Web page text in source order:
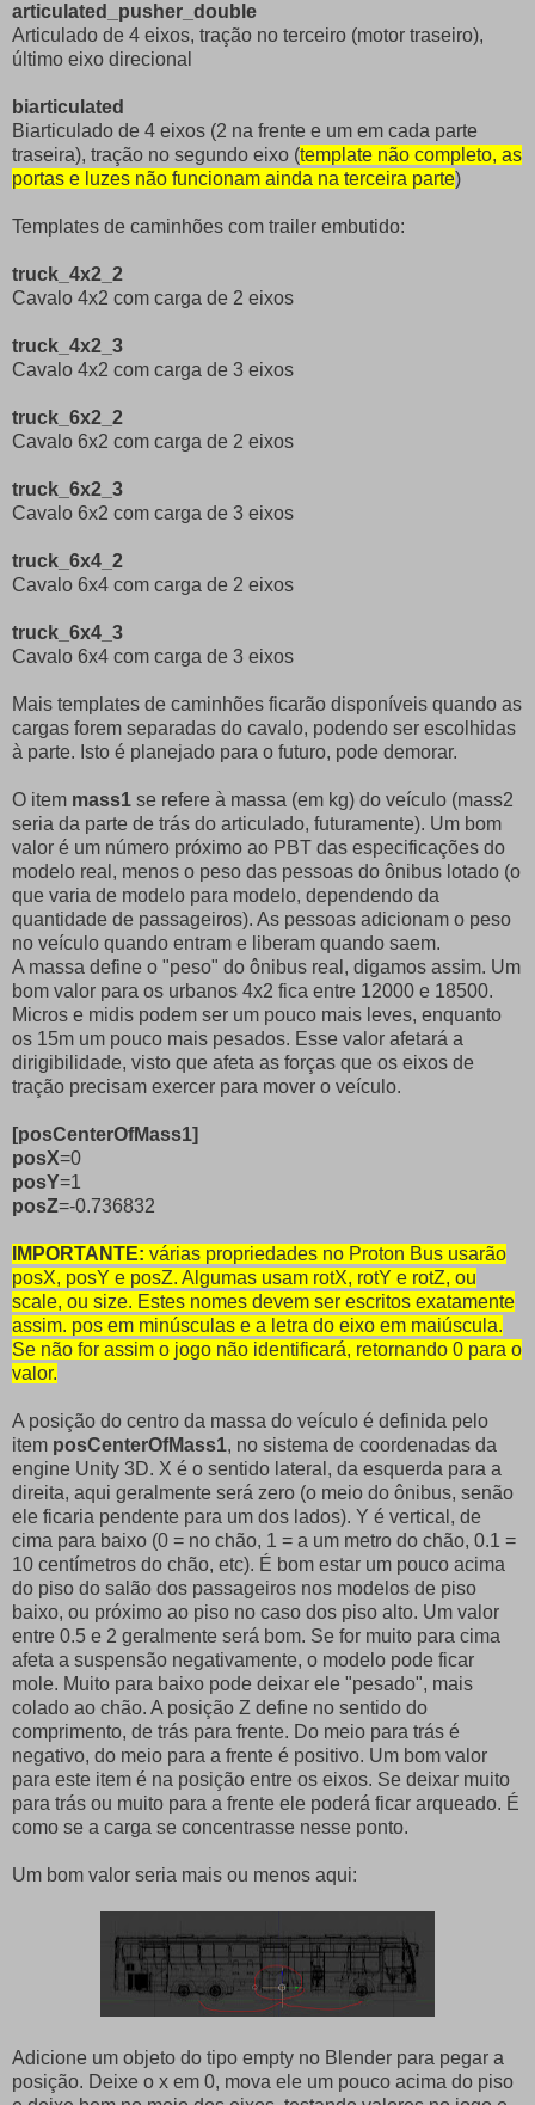
articulated_pusher_double
Articulado de 4 eixos, tração no terceiro (motor traseiro),
último eixo direcional
biarticulated
Biarticulado de 4 eixos (2 na frente e um em cada parte
traseira), tração no segundo eixo (template não completo, as
portas e luzes não funcionam ainda na terceira parte)
Templates de caminhões com trailer embutido:
truck_4x2_2
Cavalo 4x2 com carga de 2 eixos
truck_4x2_3
Cavalo 4x2 com carga de 3 eixos
truck_6x2_2
Cavalo 6x2 com carga de 2 eixos
truck_6x2_3
Cavalo 6x2 com carga de 3 eixos
truck_6x4_2
Cavalo 6x4 com carga de 2 eixos
truck_6x4_3
Cavalo 6x4 com carga de 3 eixos
Mais templates de caminhões ficarão disponíveis quando as
cargas forem separadas do cavalo, podendo ser escolhidas
à parte. Isto é planejado para o futuro, pode demorar.
O item mass1 se refere à massa (em kg) do veículo (mass2
seria da parte de trás do articulado, futuramente). Um bom
valor é um número próximo ao PBT das especificações do
modelo real, menos o peso das pessoas do ônibus lotado (o
que varia de modelo para modelo, dependendo da
quantidade de passageiros). As pessoas adicionam o peso
no veículo quando entram e liberam quando saem.
A massa define o "peso" do ônibus real, digamos assim. Um
bom valor para os urbanos 4x2 fica entre 12000 e 18500.
Micros e midis podem ser um pouco mais leves, enquanto
os 15m um pouco mais pesados. Esse valor afetará a
dirigibilidade, visto que afeta as forças que os eixos de
tração precisam exercer para mover o veículo.
[posCenterOfMass1]
posX=0
posY=1
posZ=-0.736832
IMPORTANTE: várias propriedades no Proton Bus usarão
posX, posY e posZ. Algumas usam rotX, rotY e rotZ, ou
scale, ou size. Estes nomes devem ser escritos exatamente
assim. pos em minúsculas e a letra do eixo em maiúscula.
Se não for assim o jogo não identificará, retornando 0 para o
valor.
A posição do centro da massa do veículo é definida pelo
item posCenterOfMass1, no sistema de coordenadas da
engine Unity 3D. X é o sentido lateral, da esquerda para a
direita, aqui geralmente será zero (o meio do ônibus, senão
ele ficaria pendente para um dos lados). Y é vertical, de
cima para baixo (0 = no chão, 1 = a um metro do chão, 0.1 =
10 centímetros do chão, etc). É bom estar um pouco acima
do piso do salão dos passageiros nos modelos de piso
baixo, ou próximo ao piso no caso dos piso alto. Um valor
entre 0.5 e 2 geralmente será bom. Se for muito para cima
afeta a suspensão negativamente, o modelo pode ficar
mole. Muito para baixo pode deixar ele "pesado", mais
colado ao chão. A posição Z define no sentido do
comprimento, de trás para frente. Do meio para trás é
negativo, do meio para a frente é positivo. Um bom valor
para este item é na posição entre os eixos. Se deixar muito
para trás ou muito para a frente ele poderá ficar arqueado. É
como se a carga se concentrasse nesse ponto.
Um bom valor seria mais ou menos aqui:
Adicione um objeto do tipo empty no Blender para pegar a
posição. Deixe o x em 0, mova ele um pouco acima do piso